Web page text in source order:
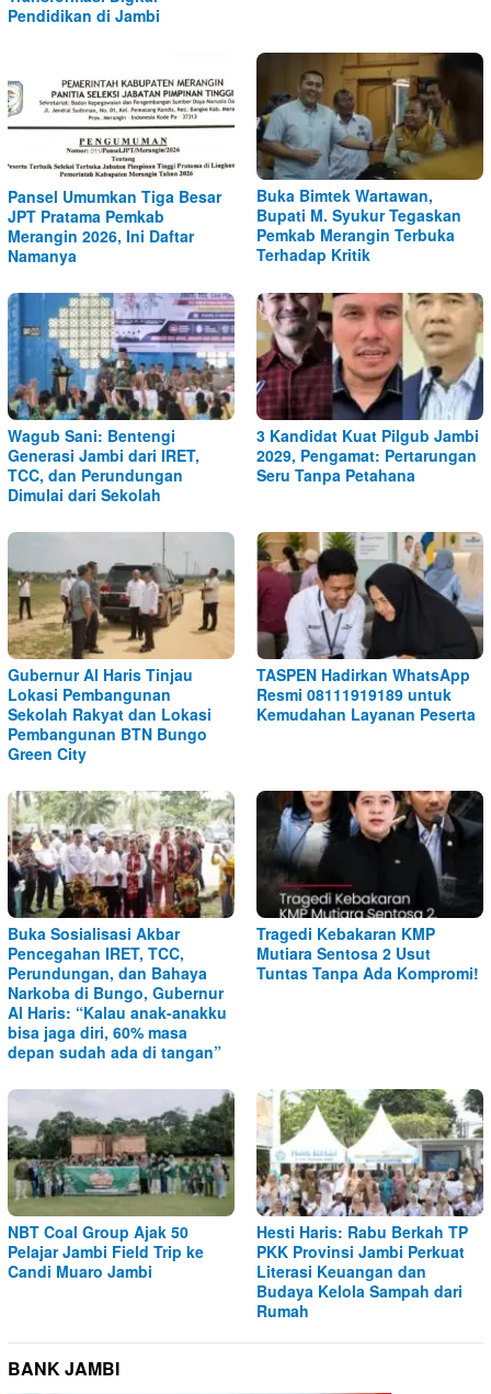
Pendidikan di Jambi
Pansel Umumkan Tiga Besar
JPT Pratama Pemkab
Merangin 2026, Ini Daftar
Namanya
Buka Bimtek Wartawan,
Bupati M. Syukur Tegaskan
Pemkab Merangin Terbuka
Terhadap Kritik
Wagub Sani: Bentengi
Generasi Jambi dari IRET,
TCC, dan Perundungan
Dimulai dari Sekolah
3 Kandidat Kuat Pilgub Jambi
2029, Pengamat: Pertarungan
Seru Tanpa Petahana
Gubernur Al Haris Tinjau
Lokasi Pembangunan
Sekolah Rakyat dan Lokasi
Pembangunan BTN Bungo
Green City
TASPEN Hadirkan WhatsApp
Resmi 08111919189 untuk
Kemudahan Layanan Peserta
Buka Sosialisasi Akbar
Pencegahan IRET, TCC,
Perundungan, dan Bahaya
Narkoba di Bungo, Gubernur
Al Haris: “Kalau anak-anakku
bisa jaga diri, 60% masa
depan sudah ada di tangan”
Tragedi Kebakaran KMP
Mutiara Sentosa 2 Usut
Tuntas Tanpa Ada Kompromi!
NBT Coal Group Ajak 50
Pelajar Jambi Field Trip ke
Candi Muaro Jambi
Hesti Haris: Rabu Berkah TP
PKK Provinsi Jambi Perkuat
Literasi Keuangan dan
Budaya Kelola Sampah dari
Rumah
BANK JAMBI